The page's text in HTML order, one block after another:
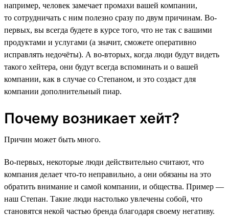
например, человек замечает промахи вашей компании,
то сотрудничать с ним полезно сразу по двум причинам. Во-
первых, вы всегда будете в курсе того, что не так с вашими
продуктами и услугами (а значит, сможете оперативно
исправлять недочёты). А во-вторых, когда люди будут видеть
такого хейтера, они будут всегда вспоминать и о вашей
компании, как в случае со Степаном, и это создаст для
компании дополнительный пиар.
Почему возникает хейт?
Причин может быть много.
Во-первых, некоторые люди действительно считают, что
компания делает что-то неправильно, а они обязаны на это
обратить внимание и самой компании, и общества. Пример —
наш Степан. Такие люди настолько увлечены собой, что
становятся некой частью бренда благодаря своему негативу.